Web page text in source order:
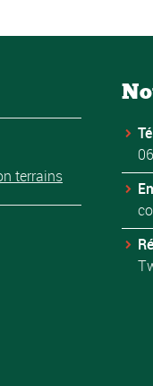
terrains